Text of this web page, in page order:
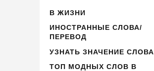
В ЖИЗНИ
ИНОСТРАННЫЕ СЛОВА/
ПЕРЕВОД
УЗНАТЬ ЗНАЧЕНИЕ СЛОВА
ТОП МОДНЫХ СЛОВ В